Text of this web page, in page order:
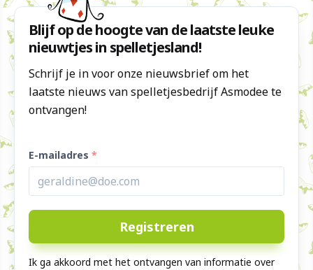
Blijf op de hoogte van de laatste leuke
nieuwtjes in spelletjesland!
Schrijf je in voor onze nieuwsbrief om het
laatste nieuws van spelletjesbedrijf Asmodee te
ontvangen!
E-mailadres
Ik ga akkoord met het ontvangen van informatie over